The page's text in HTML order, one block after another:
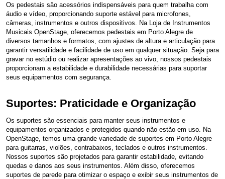
Os pedestais são acessórios indispensáveis para quem trabalha com
áudio e vídeo, proporcionando suporte estável para microfones,
câmeras, instrumentos e outros dispositivos. Na Loja de Instrumentos
Musicais OpenStage, oferecemos pedestais em Porto Alegre de
diversos tamanhos e formatos, com ajustes de altura e articulação para
garantir versatilidade e facilidade de uso em qualquer situação. Seja para
gravar no estúdio ou realizar apresentações ao vivo, nossos pedestais
proporcionam a estabilidade e durabilidade necessárias para suportar
seus equipamentos com segurança.
Suportes: Praticidade e Organização
Os suportes são essenciais para manter seus instrumentos e
equipamentos organizados e protegidos quando não estão em uso. Na
OpenStage, temos uma grande variedade de suportes em Porto Alegre
para guitarras, violões, contrabaixos, teclados e outros instrumentos.
Nossos suportes são projetados para garantir estabilidade, evitando
quedas e danos aos seus instrumentos. Além disso, oferecemos
suportes de parede para otimizar o espaço e exibir seus instrumentos de